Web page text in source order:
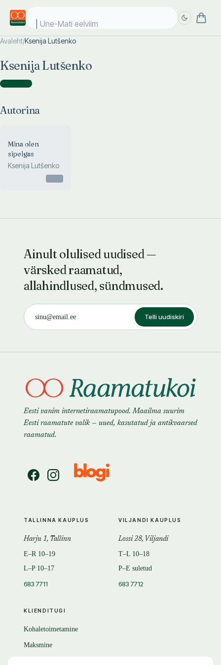
Une-Mati eelviima
Avaleht/Ksenija Lutšenko
Ksenija Lutšenko
Autorina )
Autorina
Mina olen
sipelgas
Ksenija Lutšenko
Ainult olulised uudised —
värsked raamatud,
allahindlused, sündmused.
Telli uudiskiri
Eesti vanim internetiraamatupood. Maailma suurim
Eesti raamatute valik — uued, kasutatud ja antikvaarsed
raamatud.
KLIENDITUGI
Kohaletoimetamine
Maksmine
TALLINNA KAUPLUS
Harju 1, Tallinn
E–R 10–19
L–P 10–17
683 7711
VILJANDI KAUPLUS
Lossi 28, Viljandi
T–L 10–18
P–E suletud
683 7712